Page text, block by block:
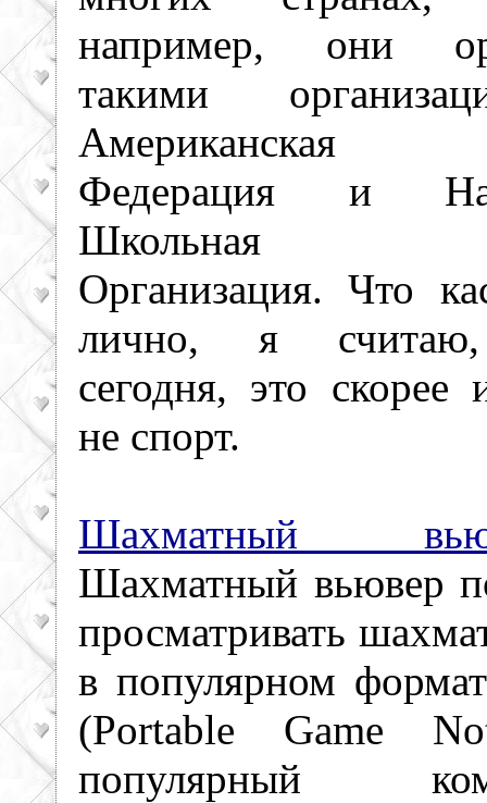
например, они
такими
Американская
Федерация и
Школьная
Организация. Что
лично, я
сегодня, это скорее
не спорт.
Шахматный
Шахматный вьювер
просматривать
в популярном
(Portable Game
популярный